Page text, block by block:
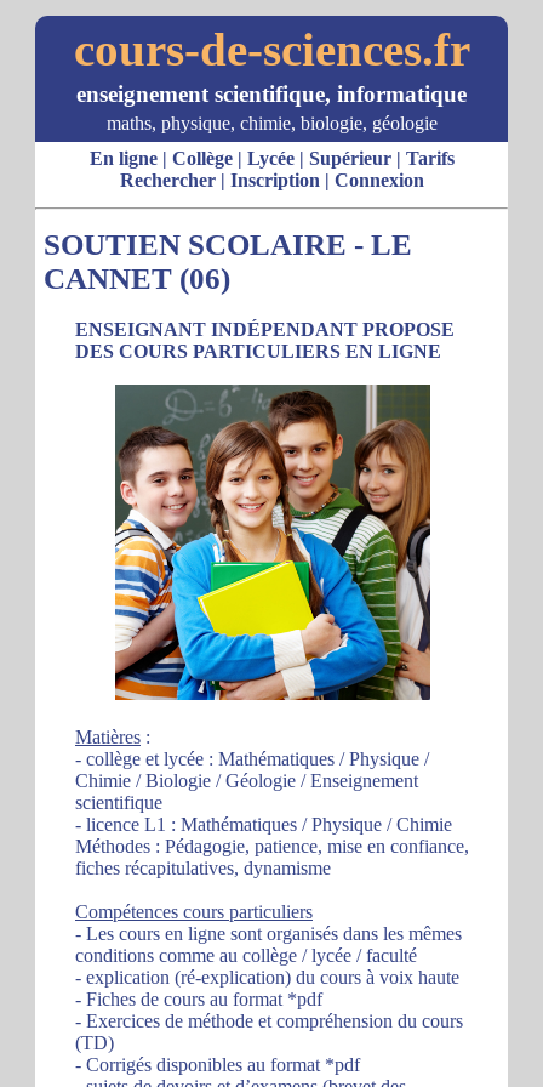
cours-de-sciences.fr
enseignement scientifique, informatique
maths, physique, chimie, biologie, géologie
En ligne| Collège| Lycée| Supérieur| Tarifs
Rechercher| Inscription | Connexion
SOUTIEN SCOLAIRE - LE
CANNET (06)
ENSEIGNANT INDÉPENDANT PROPOSE
DES COURS PARTICULIERS EN LIGNE
Matières :
- collège et lycée : Mathématiques / Physique /
Chimie / Biologie / Géologie / Enseignement
scientifique
- licence L1 : Mathématiques / Physique / Chimie
Méthodes : Pédagogie, patience, mise en confiance,
fiches récapitulatives, dynamisme
Compétences cours particuliers
- Les cours en ligne sont organisés dans les mêmes
conditions comme au collège / lycée / faculté
- explication (ré-explication) du cours à voix haute
- Fiches de cours au format *pdf
- Exercices de méthode et compréhension du cours
(TD)
- Corrigés disponibles au format *pdf